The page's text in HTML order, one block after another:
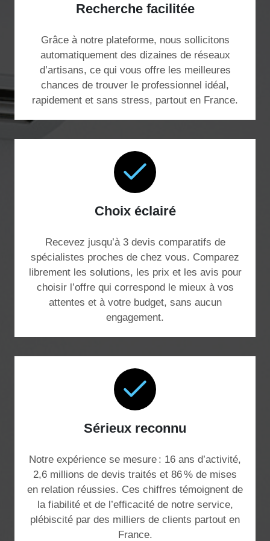
Recherche facilitée
Grâce à notre plateforme, nous sollicitons
automatiquement des dizaines de réseaux
d’artisans, ce qui vous offre les meilleures
chances de trouver le professionnel idéal,
rapidement et sans stress, partout en France.
Choix éclairé
Recevez jusqu’à 3 devis comparatifs de
spécialistes proches de chez vous. Comparez
librement les solutions, les prix et les avis pour
choisir l’offre qui correspond le mieux à vos
attentes et à votre budget, sans aucun
engagement.
Sérieux reconnu
Notre expérience se mesure : 16 ans d’activité,
2,6 millions de devis traités et 86 % de mises
en relation réussies. Ces chiffres témoignent de
la fiabilité et de l’efficacité de notre service,
plébiscité par des milliers de clients partout en
France.